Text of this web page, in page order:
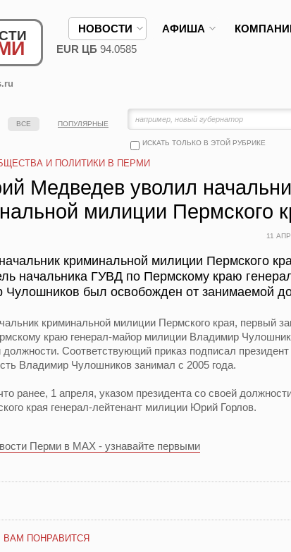
НОВОСТИ АФИША
EUR ЦБ 94.0585
ИСКАТЬ ТОЛЬКО В ЭТОЙ РУБРИКЕ
ВСЕ ПОПУЛЯРНЫЕ
И ПОЛИТИКИ В ПЕРМИ
Медведев уволил
милиции Пермского
11
криминальной милиции Пермского
начальника ГУВД по Пермскому краю
Чулошников был освобожден от занимаемой
криминальной милиции Пермского края, первый
краю генерал-майор милиции Владимир
должности. Соответствующий приказ подписал
Владимир Чулошников занимал с 2005 года.
ранее, 1 апреля, указом президента со своей
края генерал-лейтенант милиции Юрий Горлов.
Перми в MAX - узнавайте первыми
ПОНРАВИТСЯ